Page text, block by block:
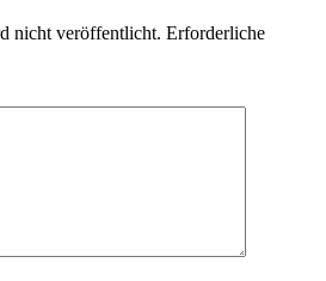
nicht veröffentlicht. Erforderliche